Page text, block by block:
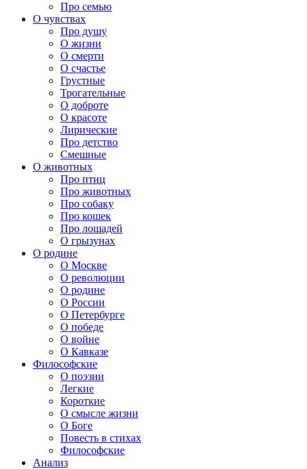
Про семью
О чувствах
Про душу
О жизни
О смерти
О счастье
Грустные
Трогательные
О доброте
О красоте
Лирические
Про детство
Смешные
О животных
Про птиц
Про животных
Про собаку
Про кошек
Про лошадей
О грызунах
О родине
О Москве
О революции
О родине
О России
О Петербурге
О победе
О войне
О Кавказе
Философские
О поэзии
Легкие
Короткие
О смысле жизни
О Боге
Повесть в стихах
Философские
Анализ